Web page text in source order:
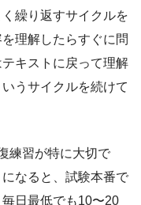
繰り返すサイクルを
理解したらすぐに問
キストに戻って理解
うサイクルを続けて
練習が特に大切で
なると、試験本番で
日最低でも10〜20